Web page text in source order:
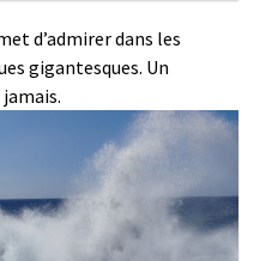
d’admirer dans les
gigantesques. Un